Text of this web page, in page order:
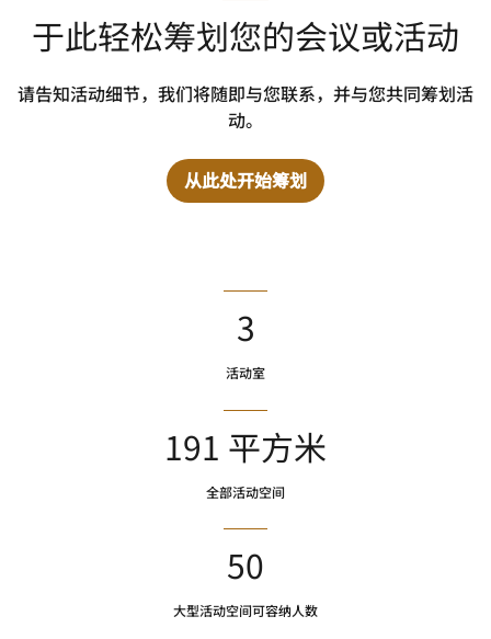
于此轻松筹划您的会议或活动
请告知活动细节，我们将随即与您联系，并与您共同筹划活
动。
从此处开始筹划
3
活动室
191 平方米
全部活动空间
50
大型活动空间可容纳人数